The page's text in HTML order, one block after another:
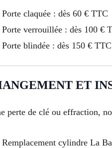
Porte claquée : dès 60 € TTC
Porte verrouillée : dès 100 €
Porte blindée : dès 150 € TTC
ET
perte de clé ou effraction,
Remplacement cylindre La